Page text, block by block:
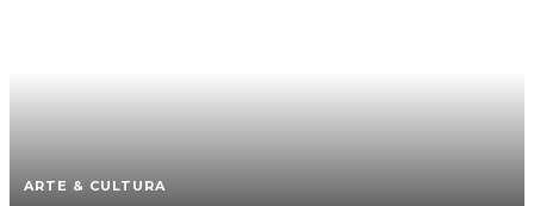
ARTE & CULTURA